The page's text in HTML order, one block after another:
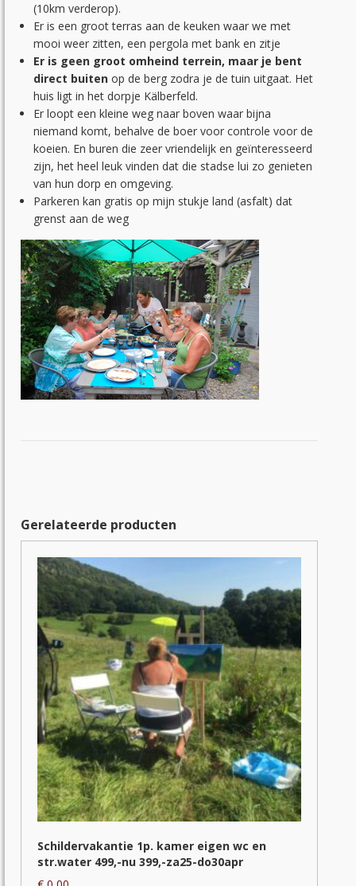
(10km verderop).
Er is een groot terras aan de keuken waar we met
mooi weer zitten, een pergola met bank en zitje
Er is geen groot omheind terrein, maar je bent
direct buiten op de berg zodra je de tuin uitgaat. Het
huis ligt in het dorpje Kälberfeld.
Er loopt een kleine weg naar boven waar bijna
niemand komt, behalve de boer voor controle voor de
koeien. En buren die zeer vriendelijk en geïnteresseerd
zijn, het heel leuk vinden dat die stadse lui zo genieten
van hun dorp en omgeving.
Parkeren kan gratis op mijn stukje land (asfalt) dat
grenst aan de weg
Gerelateerde producten
Schildervakantie 1p. kamer eigen wc en
str.water 499,-nu 399,-za25-do30apr